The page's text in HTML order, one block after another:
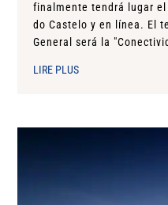
finalmente tendrá lugar
do Castelo y en línea. El
General será la
LIRE PLUS